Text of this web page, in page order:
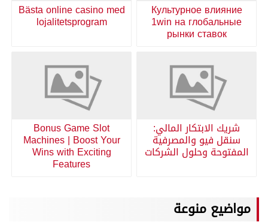
Культурное влияние
1win на глобальные
рынки ставок
Bästa online casino med
lojalitetsprogram
شريك الابتكار المالي:
سنقل فيو والمصرفية
المفتوحة وحلول الشركات
Bonus Game Slot
Machines | Boost Your
Wins with Exciting
Features
مواضيع منوعة